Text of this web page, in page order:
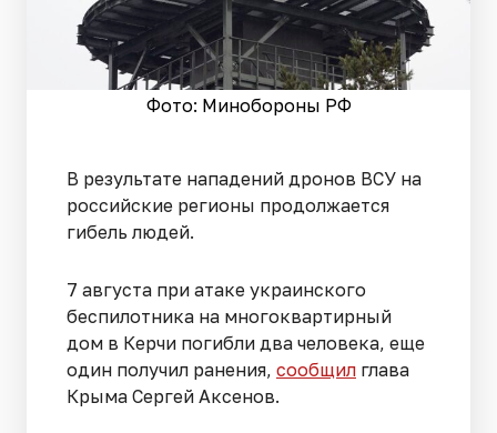
Фото: Минобороны РФ
В результате нападений дронов ВСУ на
российские регионы продолжается
гибель людей.
7 августа при атаке украинского
беспилотника на многоквартирный
дом в Керчи погибли два человека, еще
один получил ранения, сообщил глава
Крыма Сергей Аксенов.